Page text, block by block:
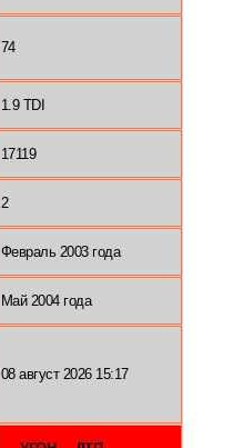
74
1.9 TDI
17119
2
Февраль 2003 года
Май 2004 года
08 август 2026 15:17